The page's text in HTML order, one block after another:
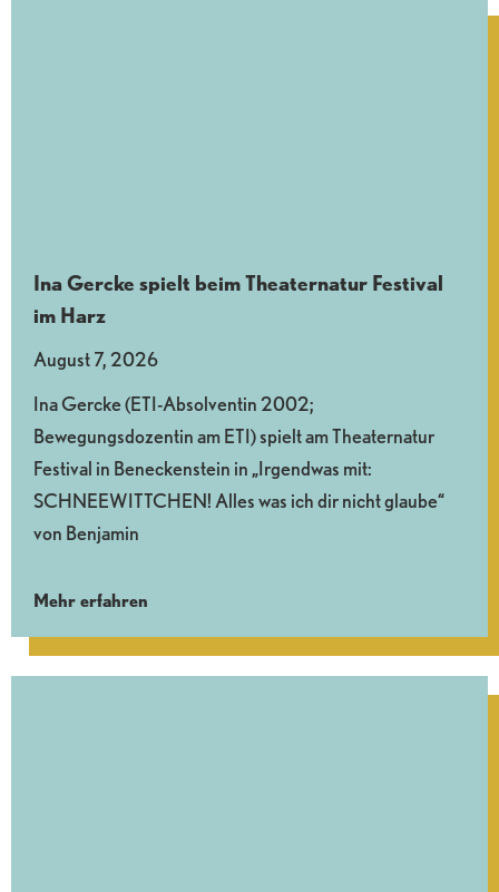
Ina Gercke spielt beim Theaternatur Festival
im Harz
August 7, 2026
Ina Gercke (ETI-Absolventin 2002;
Bewegungsdozentin am ETI) spielt am Theaternatur
Festival in Beneckenstein in „Irgendwas mit:
SCHNEEWITTCHEN! Alles was ich dir nicht glaube“
von Benjamin
Mehr erfahren